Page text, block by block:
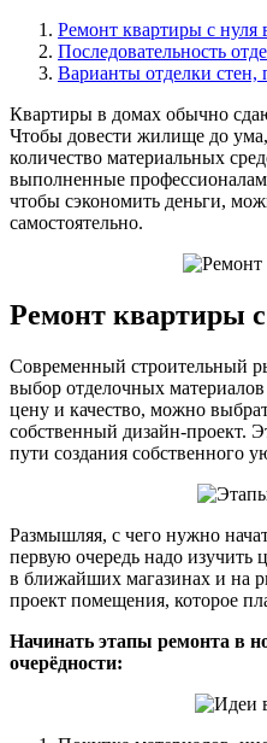
Ремонт квартиры с нуля
Последовательность
Варианты отделки стен,
Квартиры в домах обычно
Чтобы довести жилище до
количество материальных
выполненные
чтобы сэкономить деньги,
самостоятельно.
Ремонт квартиры
Современный строительный
выбор отделочных
цену и качество, можно
собственный дизайн-проект.
пути создания собственного
Размышляя, с чего нужно
первую очередь надо изучить
в ближайших магазинах и на
проект помещения, которое
Начинать этапы ремонта в
очерёдности: